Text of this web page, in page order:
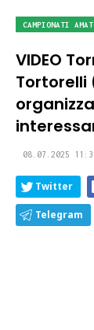
CAMPIONATI
VIDEO
Tortorelli
08.07.2025
Twitter
Telegram